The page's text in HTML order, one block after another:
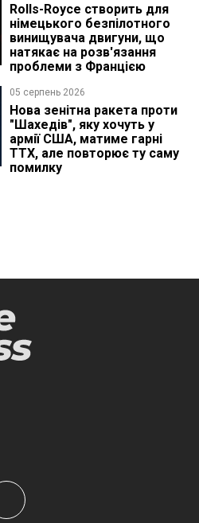
Rolls-Royce створить для
німецького безпілотного
винищувача двигуни, що
натякає на розв'язання
проблеми з Францією
05 серпень 2026
Нова зенітна ракета проти
"Шахедів", яку хочуть у
армії США, матиме гарні
ТТХ, але повторює ту саму
помилку